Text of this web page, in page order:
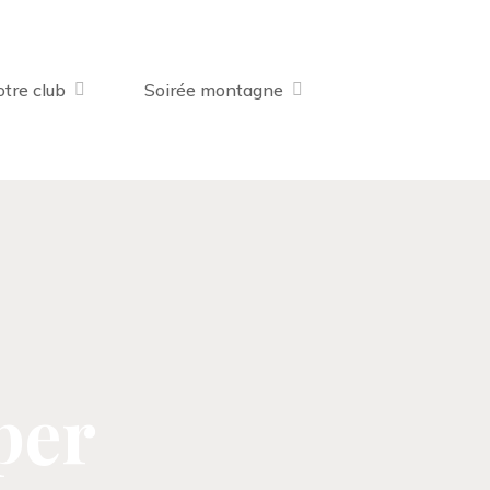
club Soirée montagne